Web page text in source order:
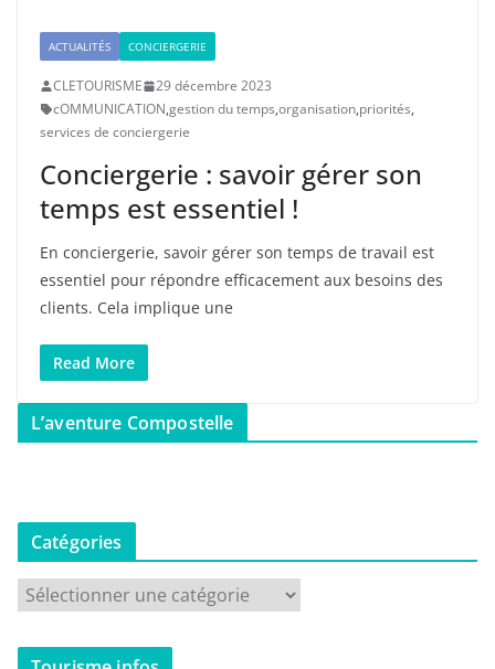
ACTUALITÉS CONCIERGERIE
CLETOURISME
29 décembre 2023
cOMMUNICATION,gestion du temps,organisation,priorités,
services de conciergerie
Conciergerie : savoir gérer son
temps est essentiel !
En conciergerie, savoir gérer son temps de travail est
essentiel pour répondre efficacement aux besoins des
clients. Cela implique une
Read More
L’aventure Compostelle
Catégories
a
t